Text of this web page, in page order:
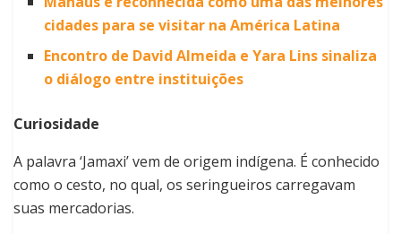
cidades para se visitar na América Latina
Encontro de David Almeida e Yara Lins sinaliza
o diálogo entre instituições
Curiosidade
A palavra ‘Jamaxi’ vem de origem indígena. É conhecido
como o cesto, no qual, os seringueiros carregavam
suas mercadorias.